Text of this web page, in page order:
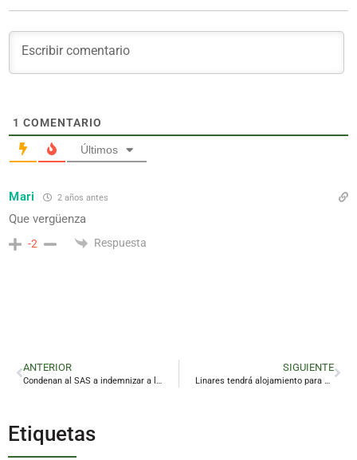
1 COMENTARIO
Últimos
Mari 2 años antes
Que vergüenza
-2 Respuesta
ANTERIOR
Condenan al SAS a indemnizar a los padres de una niña de Linares por lesiones en el parto
SIGUIENTE
Linares tendrá alojamiento para universitarios
Etiquetas